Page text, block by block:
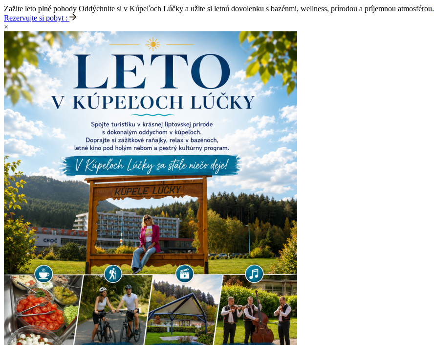
Zažite leto plné pohody Oddýchnite si v Kúpeľoch Lúčky a užite si letnú dovolenku s bazénmi, wellness, prírodou a príjemnou atmosférou.
Rezervujte si pobyt :
×